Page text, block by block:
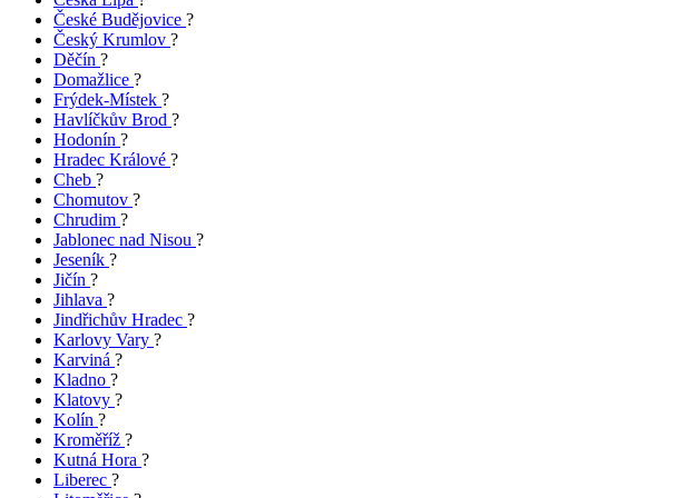
České Budějovice ?
Český Krumlov ?
Děčín ?
Domažlice ?
Frýdek-Místek ?
Havlíčkův Brod ?
Hodonín ?
Hradec Králové ?
Cheb ?
Chomutov ?
Chrudim ?
Jablonec nad Nisou ?
Jeseník ?
Jičín ?
Jihlava ?
Jindřichův Hradec ?
Karlovy Vary ?
Karviná ?
Kladno ?
Klatovy ?
Kolín ?
Kroměříž ?
Kutná Hora ?
Liberec ?